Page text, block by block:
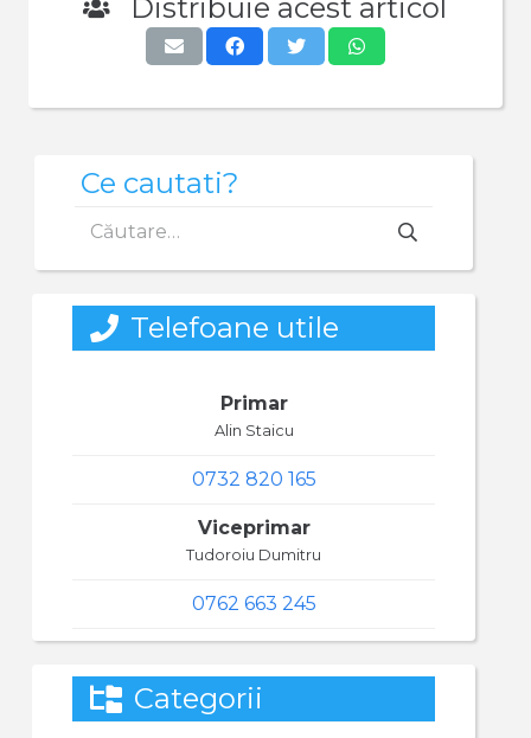
Distribuie acest articol
Ce cautati?
după:
Telefoane utile
Primar
Alin Staicu
0732 820 165
Viceprimar
Tudoroiu Dumitru
0762 663 245
Categorii